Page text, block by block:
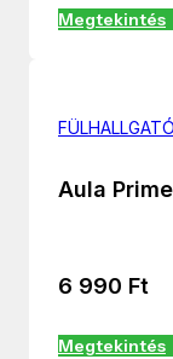
Megtekintés
Aula
6 990 Ft
Megtekintés